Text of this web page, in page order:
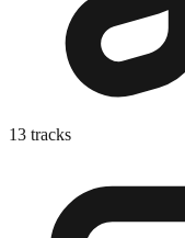
13 tracks